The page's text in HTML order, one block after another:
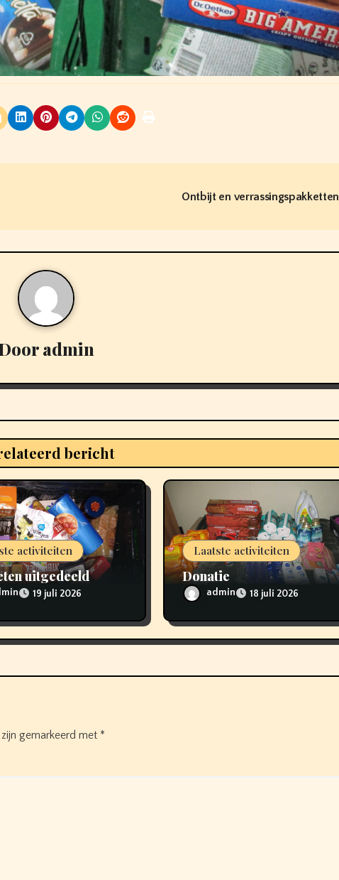
Ontbijt en verrassingspakketten
admin
bericht
activiteiten
uitgedeeld
19 juli 2026
Laatste activiteiten
Donatie
admin 18 juli 2026
gemarkeerd met *